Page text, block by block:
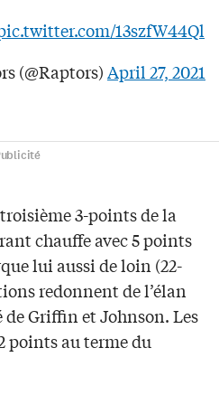
13szfW44Ql
(@Raptors)April 27, 2021
3-points de la
chauffe avec 5 points
lui aussi de loin (22-
redonnent de l’élan
de Griffin et Johnson. Les
points au terme du